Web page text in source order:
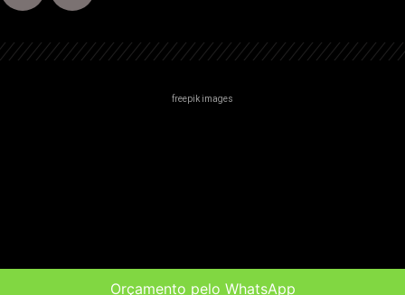
freepik images
Orçamento pelo WhatsApp